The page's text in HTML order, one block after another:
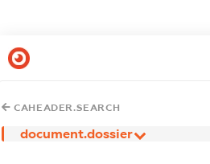
CAHEADER.SEARCH
document.dossier